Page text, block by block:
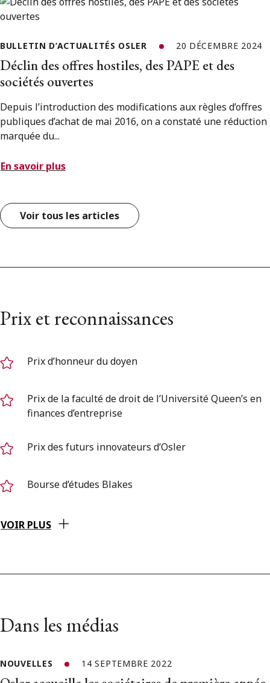
BULLETIN D’ACTUALITÉS OSLER 20 DÉCEMBRE 2024
Déclin des offres hostiles, des PAPE et des
sociétés ouvertes
Depuis l’introduction des modifications aux règles d’offres
publiques d’achat de mai 2016, on a constaté une réduction
marquée du...
En savoir plus
Voir tous les articles
Prix et reconnaissances
Prix d’honneur du doyen
Prix de la faculté de droit de l’Université Queen’s en
finances d’entreprise
Prix des futurs innovateurs d’Osler
Bourse d’études Blakes
VOIR PLUS
Dans les médias
NOUVELLES 14 SEPTEMBRE 2022